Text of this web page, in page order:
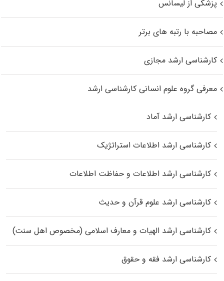
پزشکی از لیسانس
مصاحبه با رتبه های برتر
کارشناسی ارشد مجازی
معرفی گروه علوم انسانی کارشناسی ارشد
کارشناسی ارشد آماد
کارشناسی ارشد اطلاعات استراتژیک
کارشناسی ارشد اطلاعات و حفاظت اطلاعات
کارشناسی ارشد علوم قرآن و حدیث
کارشناسی ارشد الهیات و معارف اسلامی (مخصوص اهل سنت)
کارشناسی ارشد فقه و حقوق